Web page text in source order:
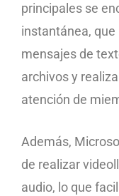
principales se
instantánea,
mensajes de
archivos y
atención de
Además,
de realizar
audio, lo que